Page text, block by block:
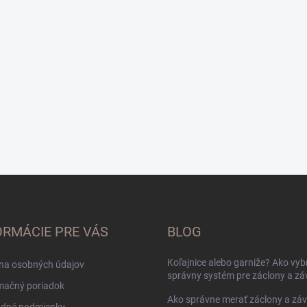
PRE VÁS
osobných údajov
poriadok
BLOG
Koľajnice alebo garniže? Ako
správny systém pre záclony a
Ako správne merať záclony a